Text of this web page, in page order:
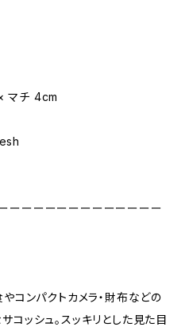
マチ 4cm
ーーーーーーーーーーーーー
コンパクトカメラ・財布などの
ッシュ。スッキリとした見た目